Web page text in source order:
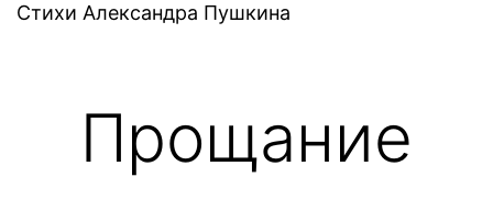
Стихи Александра Пушкина
Прощание